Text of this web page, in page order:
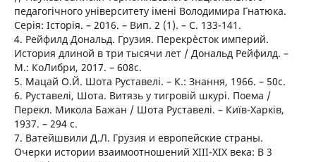
педагогічного університету імені Володимира Гнатюка.
Серія: Історія. – 2016. – Вип. 2 (1). – С. 133-141.
4. Рейфилд Дональд. Грузия. Перекрѐсток империй.
История длиной в три тысячи лет / Дональд Рейфилд. –
М.: КоЛибри, 2017. – 608с.
5. Мацай О.Й. Шота Руставелі. – К.: Знання, 1966. – 50с.
6. Руставелі, Шота. Витязь у тигровій шкурі. Поема /
Перекл. Микола Бажан / Шота Руставелі. – Київ-Харків,
1937. – 294 с.
7. Ватейшвили Д.Л. Грузия и европейские страны.
Очерки истории взаимоотношений XIII-XIX века: В 3